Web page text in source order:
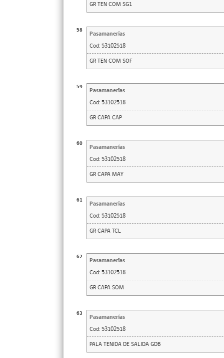
GR TEN COM SG1
58
Pasamanerías
Cod: 53102518
GR TEN COM SOF
59
Pasamanerías
Cod: 53102518
GR CAPA CAP
60
Pasamanerías
Cod: 53102518
GR CAPA MAY
61
Pasamanerías
Cod: 53102518
GR CAPA TCL
62
Pasamanerías
Cod: 53102518
GR CAPA SOM
63
Pasamanerías
Cod: 53102518
PALA TENIDA DE SALIDA GDB